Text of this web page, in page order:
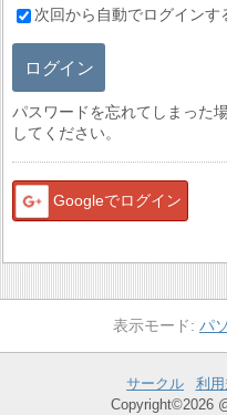
次回から自動でログインす
ログイン
パスワードを忘れてしまった
してください。
Googleでログイン
パ
サークル 利
Copyright©2026